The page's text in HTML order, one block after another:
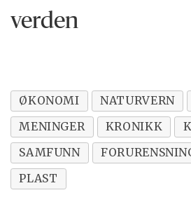
verden
ØKONOMI NATURVERN
MENINGER
KRONIKK
SAMFUNN
PLAST